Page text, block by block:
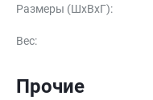
Размеры (ШxВxГ):
Вес:
Прочие